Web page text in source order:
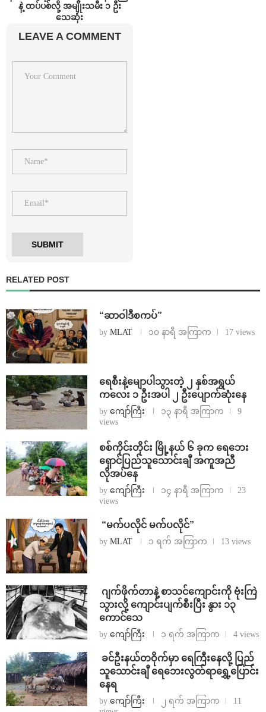
နဲ့ ထပ်ပစ်လို့ အမျိုးသမီး ၁ ဦး
သေဆုံး
LEAVE A COMMENT
RELATED POST
“ဆာဝါဒီစကပ်”
by MLAT ၁၀ နာရီ အကြာက 17 views
ရေစီးနဲ့မျောပါသွားတဲ့ ၂ နှစ်အရွယ်
ကလေး ၁ ဦးအပါ ၂ ဦးပျောက်ဆုံးနေ
by ကျော်ကြီး ၁၃ နာရီ အကြာက
9
views
စစ်ကိုင်းတိုင်း မြို့နယ် ၆ ခုက ရေဘေး
ရှောင်ပြည်သူသောင်းချီ အကူအညီ
လိုအပ်နေ
by ကျော်ကြီး ၁၄ နာရီ အကြာက
23
views
⁨ ⁨“မက်ပလိုင် မက်ပလိုင်”
by MLAT ၁ ရက် အကြာက 13 views
⁨⁩ ⁨ဂျက်ဖိုက်တာနဲ့ စာသင်ကျောင်းကို ဗုံးကြဲ
သွားလို့ ကျောင်းပျက်စီးပြီး နွား ၁၃
ကောင်သေ
by ကျော်ကြီး ၁ ရက် အကြာက 4 views
⁩ ⁨ခင်ဦးနယ်တဝိုက်မှာ ရေကြီးနေလို့ ပြည်
သူသောင်းချီ ရေဘေးလွတ်ရာရွှေ့ပြောင်း
နေရ
by ကျော်ကြီး ၂ ရက် အကြာက
11